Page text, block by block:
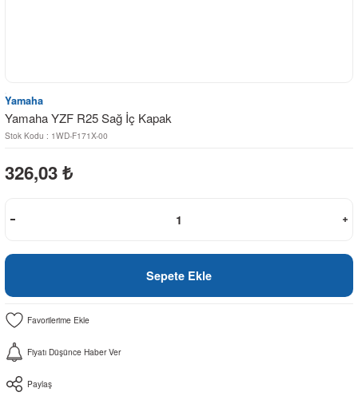
Yamaha
Yamaha YZF R25 Sağ İç Kapak
Stok Kodu : 1WD-F171X-00
326,03 ₺
Sepete Ekle
Fiyatı Düşünce Haber Ver
Paylaş